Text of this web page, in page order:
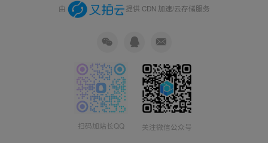
由
提供 CDN 加速/云存储服务
扫码加站长QQ 关注微信公众号